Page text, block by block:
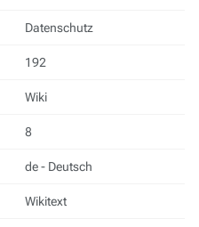
Datenschutz
192
Wiki
8
de - Deutsch
Wikitext